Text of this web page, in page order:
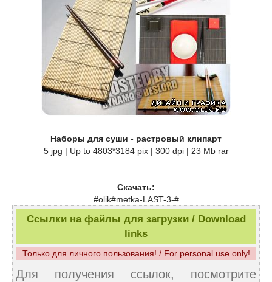
Наборы для суши - растровый клипарт
5 jpg | Up to 4803*3184 pix | 300 dpi | 23 Mb rar
Скачать:
#olik#metka-LAST-3-#
Ссылки на файлы для загрузки / Download
links
Только для личного пользования! / For personal use only!
Для получения ссылок, посмотрите